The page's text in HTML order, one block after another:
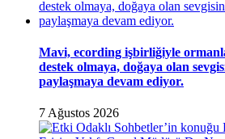
Mavi, ecording işbirliğiyle
destek olmaya, doğaya olan
paylaşmaya devam ediyor.
7 Ağustos 2026